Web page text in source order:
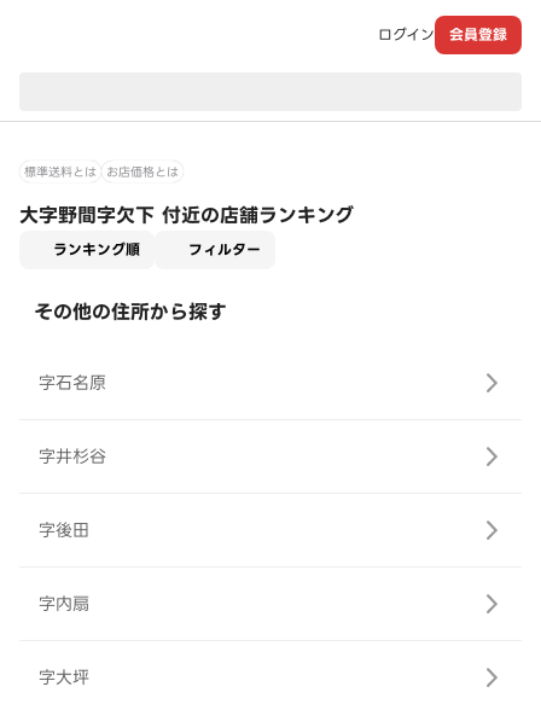
ログイン 会員登録
標準送料とは お店価格とは
大字野間字欠下 付近の店舗ランキング
ランキング順 フィルター
その他の住所から探す
字石名原
字井杉谷
字後田
字内扇
字大坪